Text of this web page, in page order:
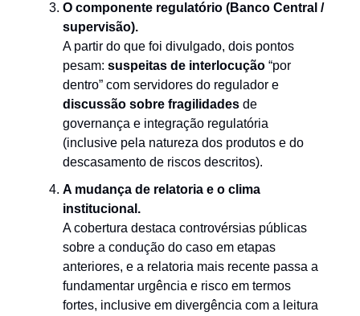
O componente regulatório (Banco Central /
supervisão).
A partir do que foi divulgado, dois pontos
pesam: suspeitas de interlocução “por
dentro” com servidores do regulador e
discussão sobre fragilidades de
governança e integração regulatória
(inclusive pela natureza dos produtos e do
descasamento de riscos descritos).
A mudança de relatoria e o clima
institucional.
A cobertura destaca controvérsias públicas
sobre a condução do caso em etapas
anteriores, e a relatoria mais recente passa a
fundamentar urgência e risco em termos
fortes, inclusive em divergência com a leitura